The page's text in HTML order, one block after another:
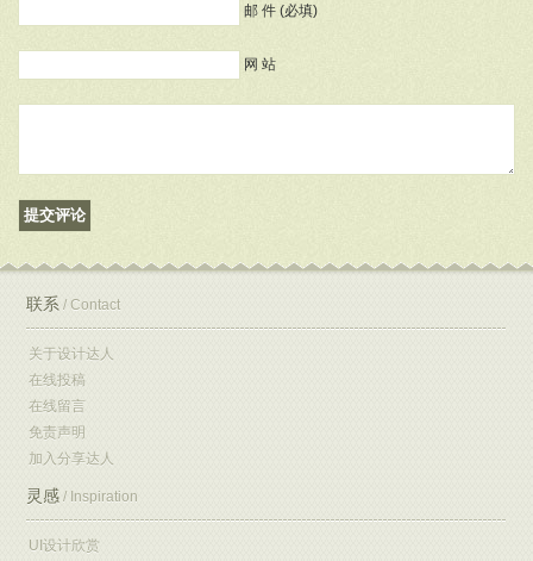
邮 件 (必填)
网 站
联系 / Contact
关于设计达人
在线投稿
在线留言
免责声明
加入分享达人
灵感 / Inspiration
UI设计欣赏